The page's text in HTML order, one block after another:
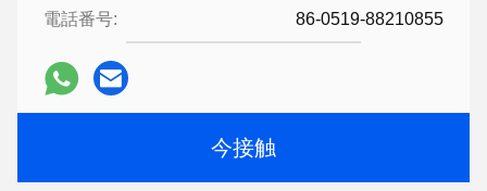
電話番号: 86-0519-88210855
今接触